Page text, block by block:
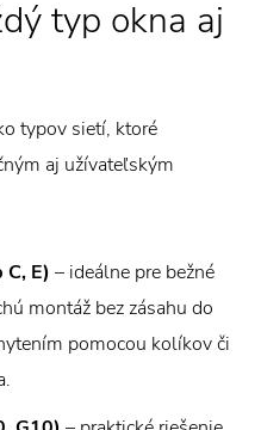
typ okna aj
typov sietí, ktoré
aj užívateľským
C, E) – ideálne pre bežné
montáž bez zásahu do
pomocou kolíkov či